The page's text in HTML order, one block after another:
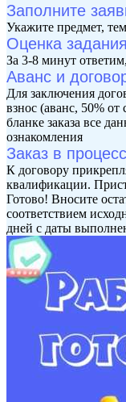
Заполните
Укажите предмет,
Оценка задания
За 3-8 минут
Аванс и
Для заключения
взнос (аванс, 50%
бланке заказа все
ознакомления
Заказ в
К договору
квалификации.
Готово! Вносите
соответствием
дней с даты